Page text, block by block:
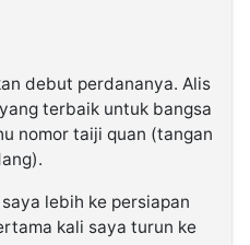
debut perdananya. Alis
terbaik untuk bangsa
nomor taiji quan (tangan
lebih ke persiapan
kali saya turun ke